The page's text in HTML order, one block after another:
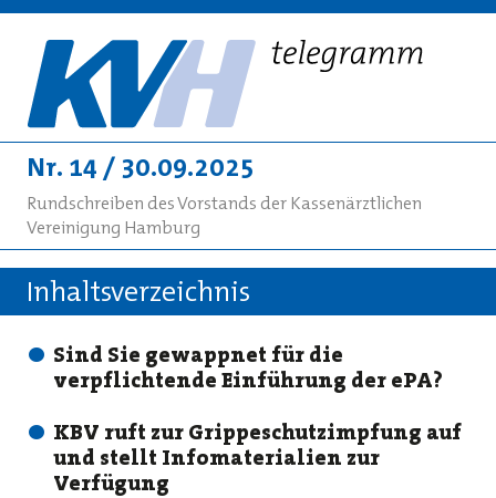
Nr. 14 / 30.09.2025
Rundschreiben des Vorstands der Kassenärztlichen
Vereinigung Hamburg
Inhaltsverzeichnis
Sind Sie gewappnet für die
verpflichtende Einführung der ePA?
KBV ruft zur Grippeschutzimpfung auf
und stellt Infomaterialien zur
Verfügung